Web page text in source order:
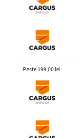
Peste 199,00 lei: